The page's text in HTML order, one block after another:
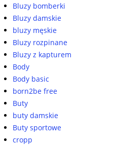
Bluzy bomberki
Bluzy damskie
bluzy męskie
Bluzy rozpinane
Bluzy z kapturem
Body
Body basic
born2be free
Buty
buty damskie
Buty sportowe
cropp